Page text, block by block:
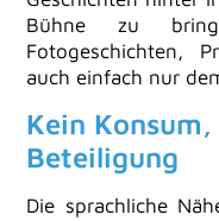
Bühne zu
Fotogeschichten,
auch einfach nur
Kein
Beteiligung
Die sprachliche